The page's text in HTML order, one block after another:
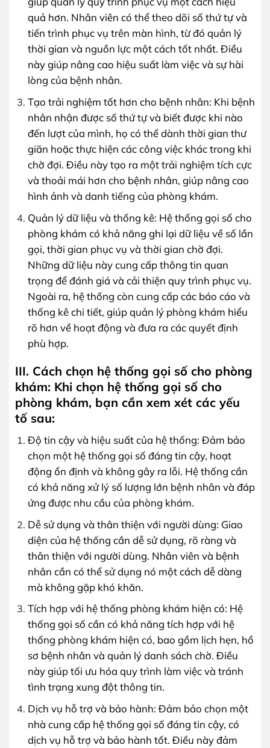
quả hơn. Nhân viên có thể theo dõi số thứ tự và
tiến trình phục vụ trên màn hình, từ đó quản lý
thời gian và nguồn lực một cách tốt nhất. Điều
này giúp nâng cao hiệu suất làm việc và sự hài
lòng của bệnh nhân.
Tạo trải nghiệm tốt hơn cho bệnh nhân: Khi bệnh
nhân nhận được số thứ tự và biết được khi nào
đến lượt của mình, họ có thể dành thời gian thư
giãn hoặc thực hiện các công việc khác trong khi
chờ đợi. Điều này tạo ra một trải nghiệm tích cực
và thoải mái hơn cho bệnh nhân, giúp nâng cao
hình ảnh và danh tiếng của phòng khám.
Quản lý dữ liệu và thống kê: Hệ thống gọi số cho
phòng khám có khả năng ghi lại dữ liệu về số lần
gọi, thời gian phục vụ và thời gian chờ đợi.
Những dữ liệu này cung cấp thông tin quan
trọng để đánh giá và cải thiện quy trình phục vụ.
Ngoài ra, hệ thống còn cung cấp các báo cáo và
thống kê chi tiết, giúp quản lý phòng khám hiểu
rõ hơn về hoạt động và đưa ra các quyết định
phù hợp.
III. Cách chọn hệ thống gọi số cho phòng
khám: Khi chọn hệ thống gọi số cho
phòng khám, bạn cần xem xét các yếu
tố sau:
Độ tin cậy và hiệu suất của hệ thống: Đảm bảo
chọn một hệ thống gọi số đáng tin cậy, hoạt
động ổn định và không gây ra lỗi. Hệ thống cần
có khả năng xử lý số lượng lớn bệnh nhân và đáp
ứng được nhu cầu của phòng khám.
Dễ sử dụng và thân thiện với người dùng: Giao
diện của hệ thống cần dễ sử dụng, rõ ràng và
thân thiện với người dùng. Nhân viên và bệnh
nhân cần có thể sử dụng nó một cách dễ dàng
mà không gặp khó khăn.
Tích hợp với hệ thống phòng khám hiện có: Hệ
thống gọi số cần có khả năng tích hợp với hệ
thống phòng khám hiện có, bao gồm lịch hẹn, hồ
sơ bệnh nhân và quản lý danh sách chờ. Điều
này giúp tối ưu hóa quy trình làm việc và tránh
tình trạng xung đột thông tin.
Dịch vụ hỗ trợ và bảo hành: Đảm bảo chọn một
nhà cung cấp hệ thống gọi số đáng tin cậy, có
dịch vụ hỗ trợ và bảo hành tốt. Điều này đảm